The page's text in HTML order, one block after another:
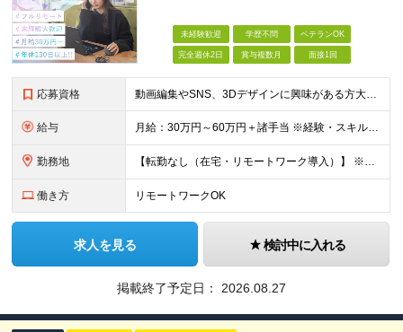
未経験歓迎 学歴不問 ベテランOK
完全週休2日 賞与複数月 面接1回
応募資格 動画編集やSNS、3Dデザインに興味がある方大歓迎！ ―★ 未経験者大歓迎！学歴・経験不問/第二新卒歓迎/WEB面接可能！ ★― 「パソコンの電源ってどうやって入れるの？」 「ワードもエクセルも使
給与 月給：30万円～60万円＋諸手当 ※経験・スキルを考慮して決定します。 試用期間中： 一都三県：月給21万円以上 ※試用期間：6ヶ月～ ※試用期間中は、契約社員となります。
勤務地 【転勤なし（在宅・リモートワーク導入）】 ※フルリモートあり ※研修中に関しても下記となります。 【本社】 東京都千代田区神田和泉町1番地6-16ヤマトビル405 【プロジェクト先】 一都三県、北
働き方 リモートワークOK
求人を見る 検討中に入れる
掲載終了予定日： 2026.08.27